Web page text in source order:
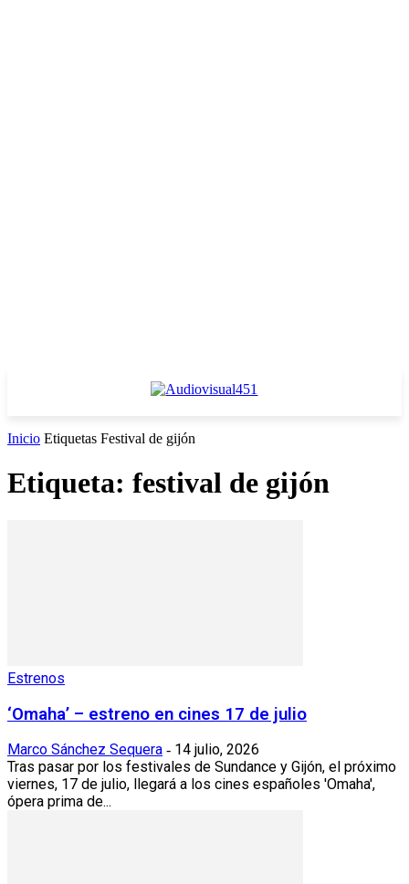
Inicio Etiquetas Festival de gijón
Etiqueta: festival de gijón
Estrenos
‘Omaha’ – estreno en cines 17 de julio
Marco Sánchez Sequera - 14 julio, 2026
Tras pasar por los festivales de Sundance y Gijón, el próximo
viernes, 17 de julio, llegará a los cines españoles 'Omaha',
ópera prima de...